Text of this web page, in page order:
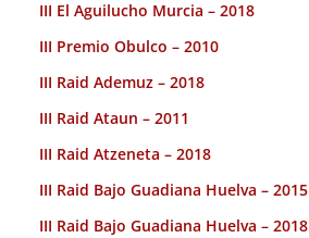
III El Aguilucho Murcia – 2018
III Premio Obulco – 2010
III Raid Ademuz – 2018
III Raid Ataun – 2011
III Raid Atzeneta – 2018
III Raid Bajo Guadiana Huelva – 2015
III Raid Bajo Guadiana Huelva – 2018